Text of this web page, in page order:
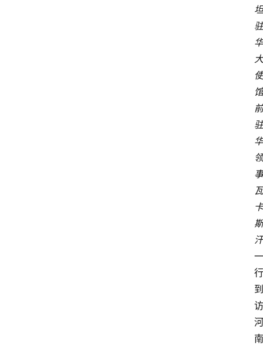
坦
驻
华
大
使
馆
前
驻
华
领
事
瓦
卡
斯
汗
一
行
到
访
河
南